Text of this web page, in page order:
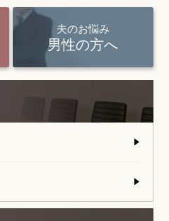
夫のお悩み
男性の方へ